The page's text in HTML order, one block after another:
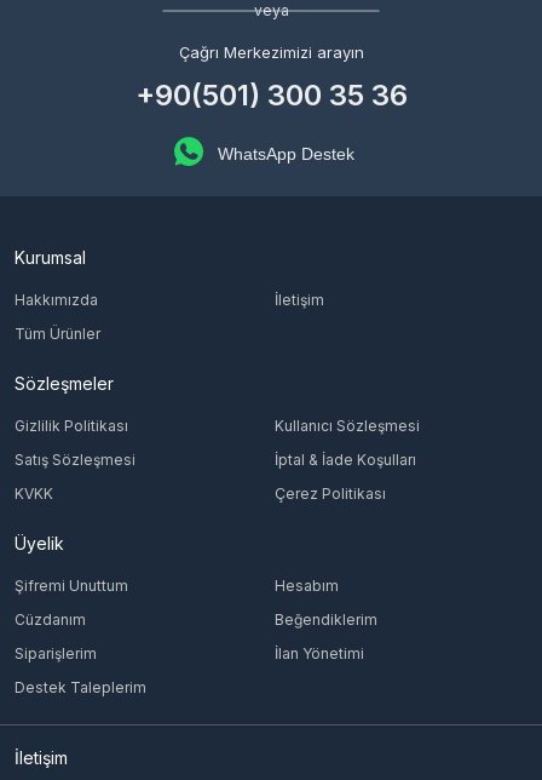
veya
Çağrı Merkezimizi arayın
+90(501) 300 35 36
WhatsApp Destek
Kurumsal
Hakkımızda
İletişim
Tüm Ürünler
Sözleşmeler
Gizlilik Politikası
Kullanıcı Sözleşmesi
Satış Sözleşmesi
İptal & İade Koşulları
KVKK
Çerez Politikası
Üyelik
Şifremi Unuttum
Hesabım
Cüzdanım
Beğendiklerim
Siparişlerim
İlan Yönetimi
Destek Taleplerim
İletişim